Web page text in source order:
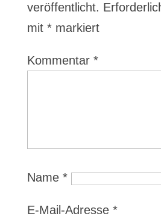
veröffentlicht.
mit *markiert
Kommentar *
Name *
E-Mail-Adresse *